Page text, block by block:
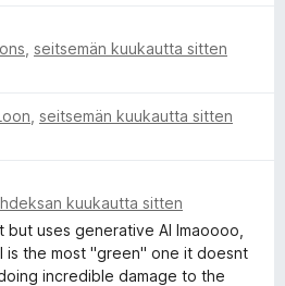
seitsemän kuukautta sitten
seitsemän kuukautta sitten
kuukautta sitten
uses generative AI lmaoooo,
is the most "green" one it doesnt
incredible damage to the